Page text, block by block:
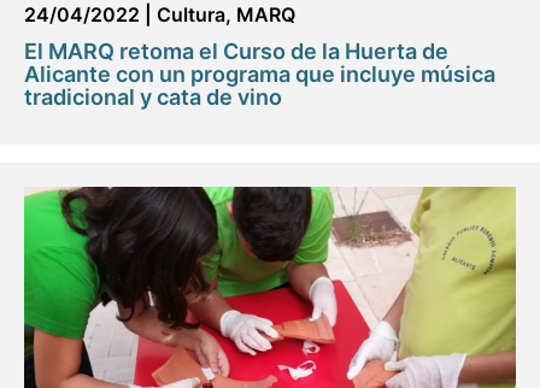
24/04/2022 Cultura, MARQ
El MARQ retoma el Curso de la Huerta de
Alicante con un programa que incluye música
tradicional y cata de vino